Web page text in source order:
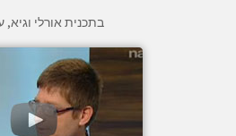
בתכנית אורלי וגיא,